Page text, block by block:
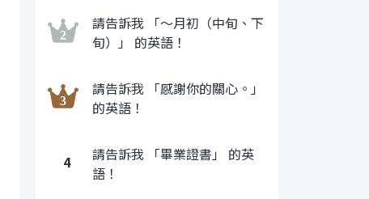
請告訴我 「〜月初（中旬、下
旬）」 的英語！
請告訴我 「感謝你的關心。」
的英語！
4
請告訴我 「畢業證書」 的英
語！